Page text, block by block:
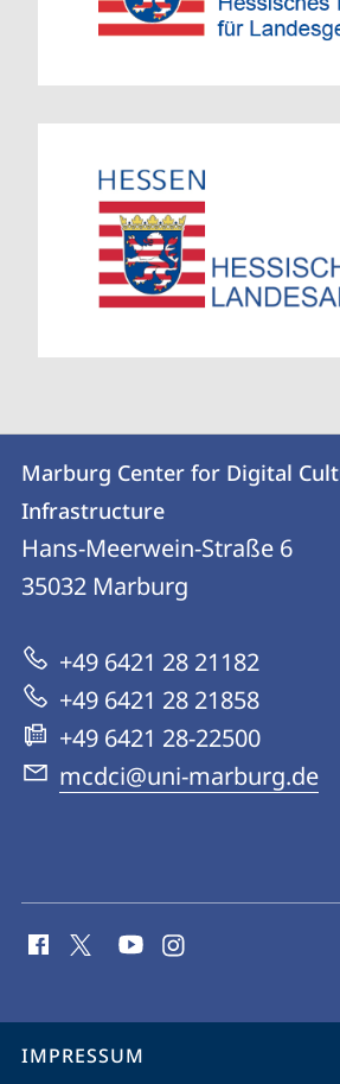
Kontakt
und
Informationen
zur
Website
Kontaktinformationen
Marburg
Center
for
Culture
and
Infrastructure
Marburg Center for Digital
Infrastructure
Hans-Meerwein-Straße 6
35032 Marburg
+49 6421 28 21182
+49 6421 28 21858
+49 6421 28-22500
mcdci@uni-marburg.de
Media
Service-
IMPRESSUM